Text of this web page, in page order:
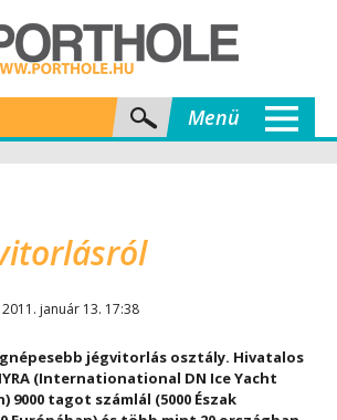
Menü
január 13. 17:38
jégvitorlás osztály. Hivatalos
(Internationational DN Ice Yacht
9000 tagot számlál (5000 Észak